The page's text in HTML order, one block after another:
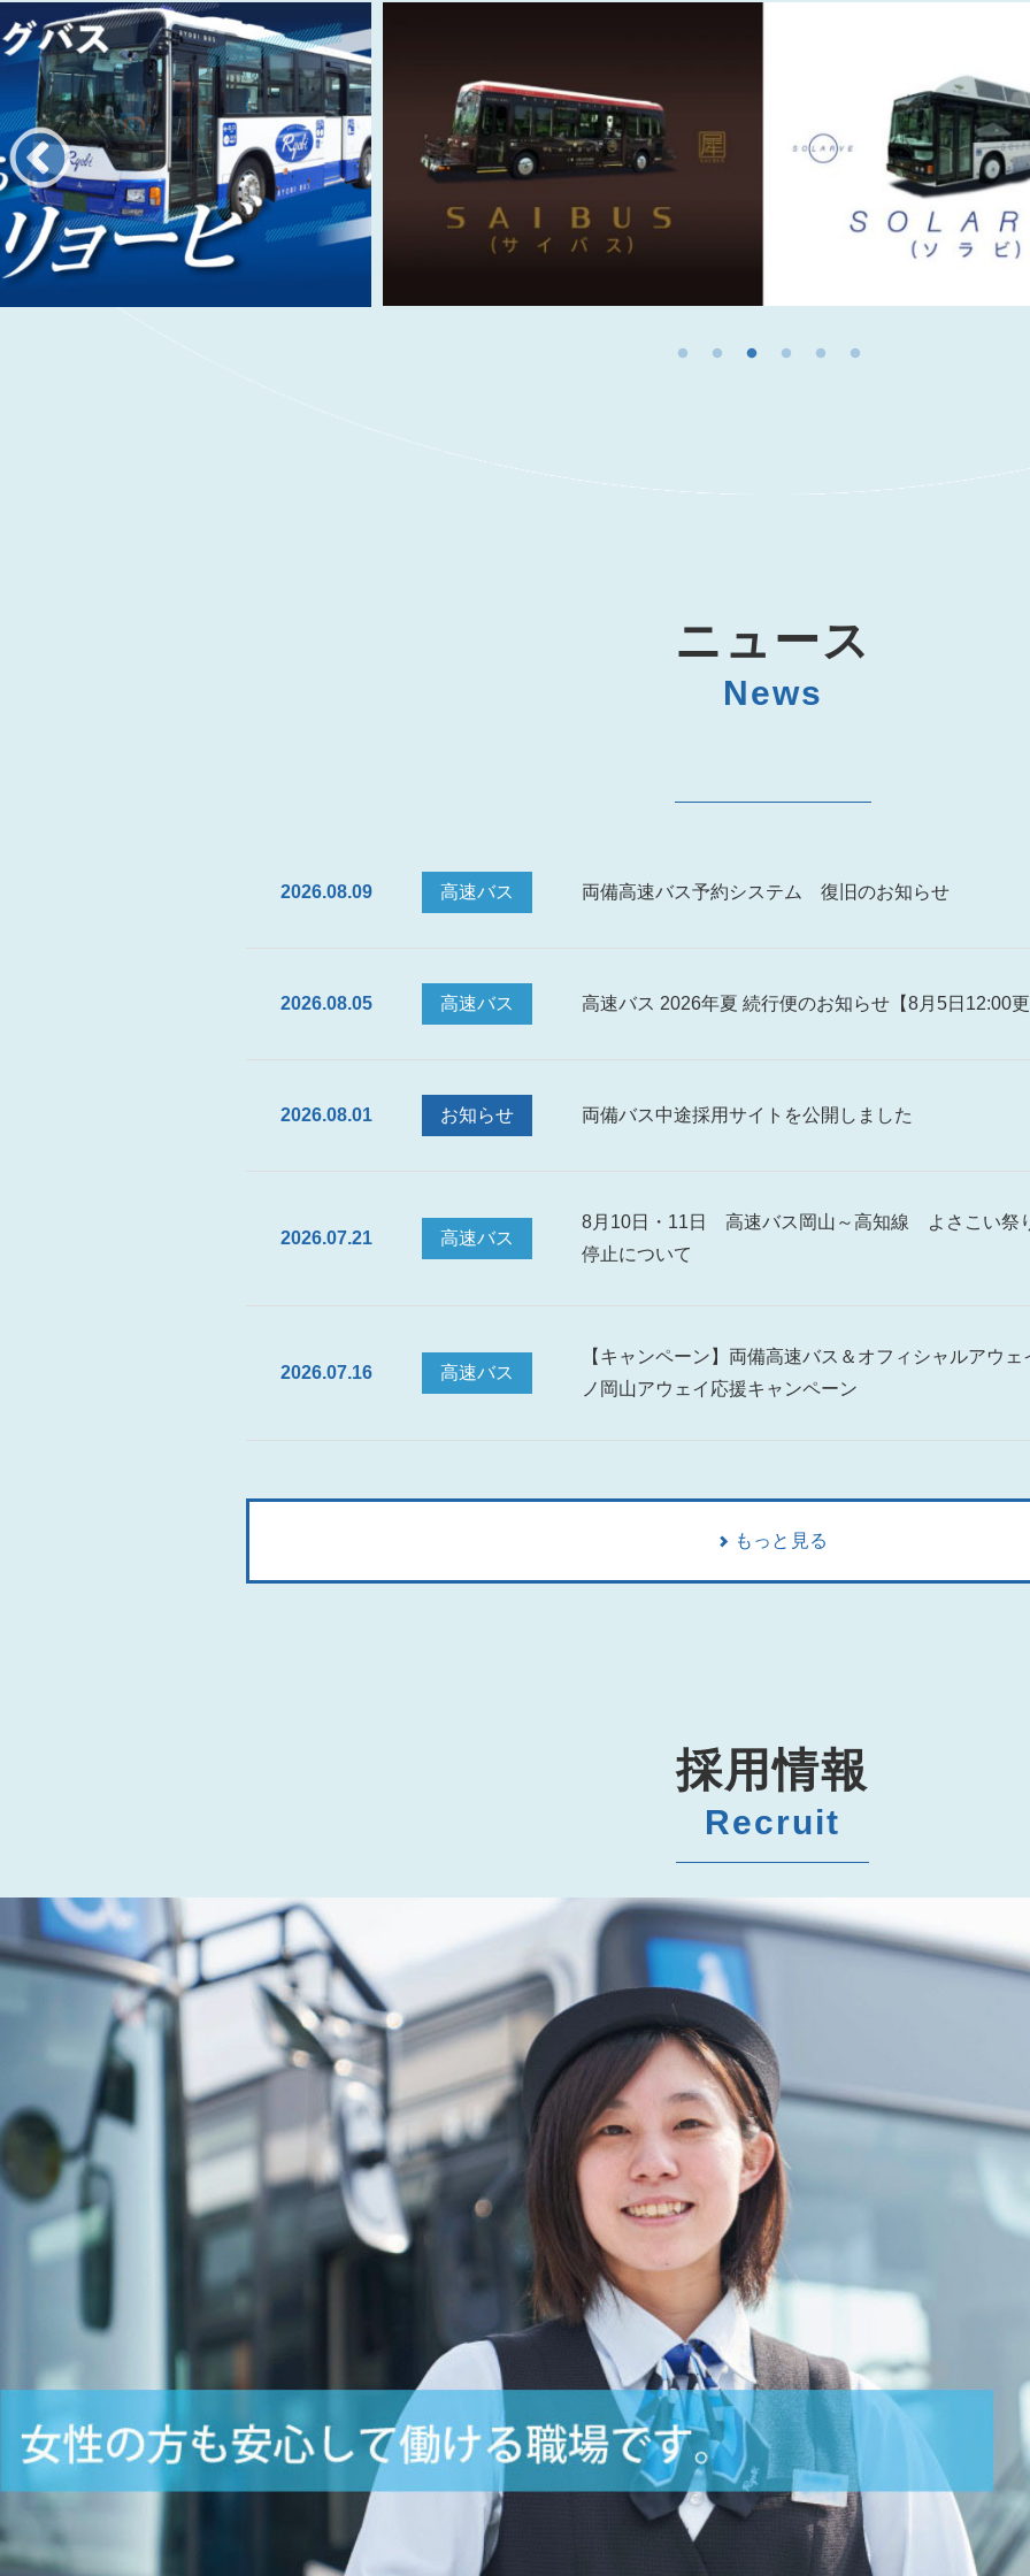
ニュース
News
2026.08.09 高速バス 両備高速バス予約システム 復旧のお知らせ
2026.08.05 高速バス 高速バス 2026年夏 続行便のお知らせ【8月5日12:00
2026.08.01 お知らせ 両備バス中途採用サイトを公開しました
2026.07.21 高速バス
8月10日・11日 高速バス岡山～高知線 よさこい祭
停止について
2026.07.16 高速バス
【キャンペーン】両備高速バス＆オフィシャルアウ
ノ岡山アウェイ応援キャンペーン
もっと見る
採用情報
Recruit